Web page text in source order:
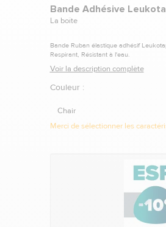
Bande Adhésive
La boîte
Bande Ruban élastique adhésif
Respirant, Résistant à l'eau.
Voir la description complète
Couleur :
Chair
Merci de sélectionner les